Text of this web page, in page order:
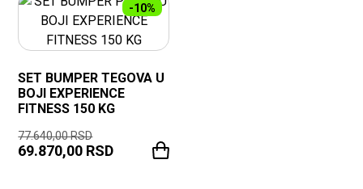
-10%
SET BUMPER TEGOVA U
BOJI EXPERIENCE
FITNESS 150 KG
77.640,00RSD
69.870,00 RSD